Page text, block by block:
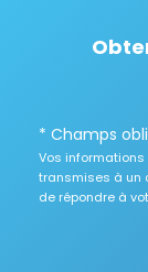
* Champs
Vos
transmises à un
de répondre à